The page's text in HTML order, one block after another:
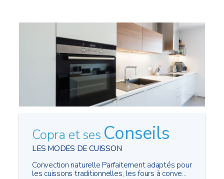
Copra et ses Conseils
LES MODES DE CUISSON
Convection naturelle Parfaitement adaptés pour
les cuissons traditionnelles, les fours à conve...